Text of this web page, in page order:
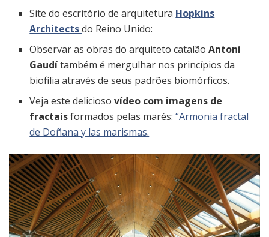
Site do escritório de arquitetura Hopkins
Architectsdo Reino Unido:
Observar as obras do arquiteto catalãoAntoni
Gaudítambém é mergulhar nos princípios da
biofilia através de seus padrões biomórficos.
Veja este deliciosovídeo com imagens de
fractaisformados pelas marés:“Armonia fractal
de Doñana y las marismas.